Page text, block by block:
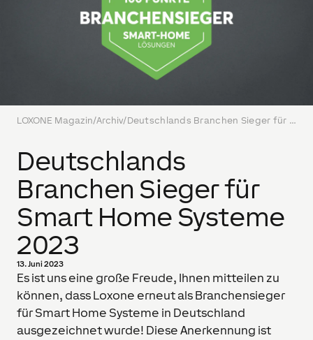
LOXONE Magazin/Archiv/ Deutschlands Branchen Sieger für Smart Home Systeme 2023
Deutschlands
Branchen Sieger für
Smart Home Systeme
2023
13. Juni 2023
Es ist uns eine große Freude, Ihnen mitteilen zu
können, dass Loxone erneut als Branchensieger
für Smart Home Systeme in Deutschland
ausgezeichnet wurde! Diese Anerkennung ist